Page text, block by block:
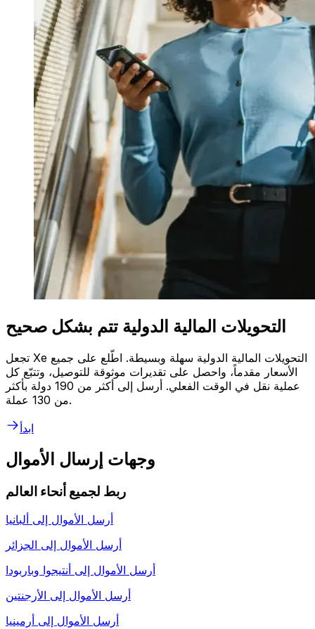
التحويلات المالية الدولية تتم بشكل صحيح
تجعل Xe التحويلات المالية الدولية سهلة وبسيطة. اطّلع على جميع
الأسعار مقدماً، واحصل على تقديرات موثوقة للتوصيل، وتتبّع كل
عملية نقل في الوقت الفعلي. أرسل إلى أكثر من 190 دولة بأكثر
من 130 عملة.
ابدأ
وجهات إرسال الأموال
ربط لجميع أنحاء العالم
أرسل الأموال إلى ألبانيا
أرسل الأموال إلى الجزائر
أرسل الأموال إلى أنتيجوا وباربودا
أرسل الأموال إلى الأرجنتين
أرسل الأموال إلى أرمينيا